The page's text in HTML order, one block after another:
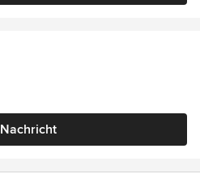
Nachricht